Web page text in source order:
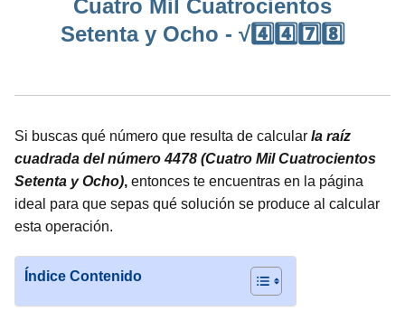
Cuatro Mil Cuatrocientos
Setenta y Ocho - √4️⃣4️⃣7️⃣8️⃣
Si buscas qué número que resulta de calcular la raíz
cuadrada del número 4478 (Cuatro Mil Cuatrocientos
Setenta y Ocho), entonces te encuentras en la página
ideal para que sepas qué solución se produce al calcular
esta operación.
Índice Contenido